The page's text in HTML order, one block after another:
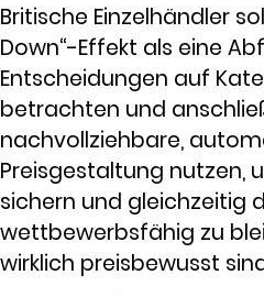
Britische Einzelhändler
Down“-Effekt als eine
Entscheidungen auf
betrachten und
nachvollziehbare,
Preisgestaltung nutzen,
sichern und gleichzeitig
wettbewerbsfähig zu
wirklich preisbewusst